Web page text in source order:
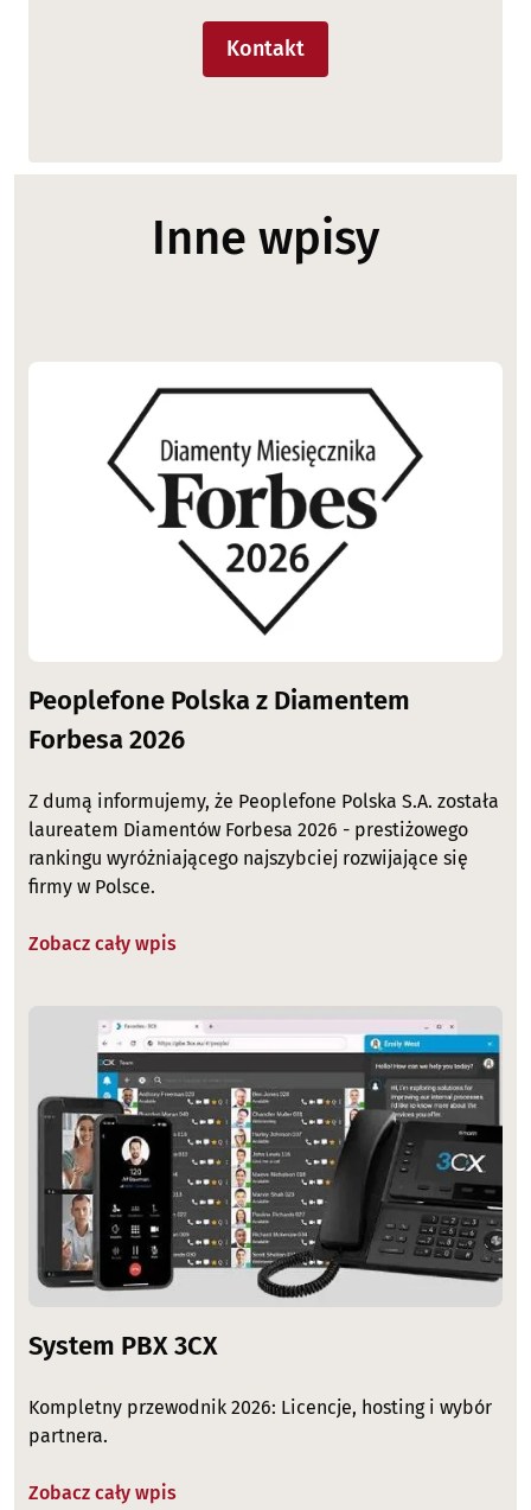
Kontakt
Inne wpisy
Image
Peoplefone Polska z Diamentem
Forbesa 2026
Z dumą informujemy, że Peoplefone Polska S.A. została
laureatem Diamentów Forbesa 2026 - prestiżowego
rankingu wyróżniającego najszybciej rozwijające się
firmy w Polsce.
Zobacz cały wpis
System PBX 3CX
Kompletny przewodnik 2026: Licencje, hosting i wybór
partnera.
Zobacz cały wpis